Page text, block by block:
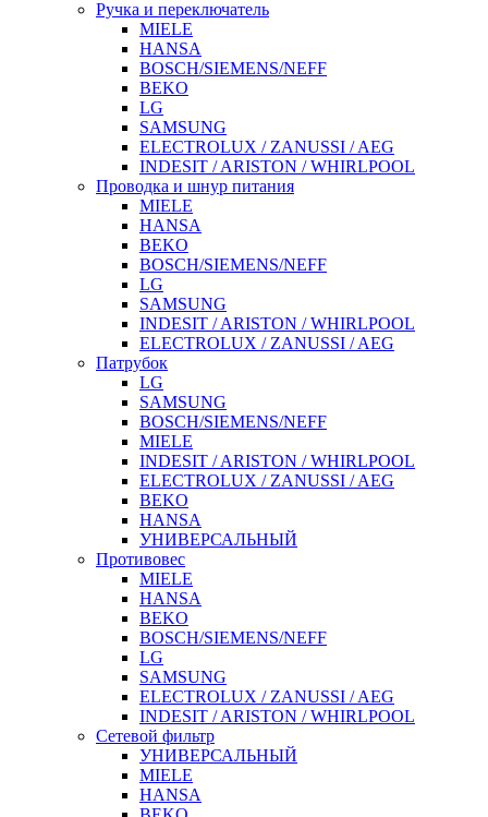
Ручка и переключатель
MIELE
HANSA
BOSCH/SIEMENS/NEFF
BEKO
LG
SAMSUNG
ELECTROLUX / ZANUSSI / AEG
INDESIT / ARISTON / WHIRLPOOL
Проводка и шнур питания
MIELE
HANSA
BEKO
BOSCH/SIEMENS/NEFF
LG
SAMSUNG
INDESIT / ARISTON / WHIRLPOOL
ELECTROLUX / ZANUSSI / AEG
Патрубок
LG
SAMSUNG
BOSCH/SIEMENS/NEFF
MIELE
INDESIT / ARISTON / WHIRLPOOL
ELECTROLUX / ZANUSSI / AEG
BEKO
HANSA
УНИВЕРСАЛЬНЫЙ
Противовес
MIELE
HANSA
BEKO
BOSCH/SIEMENS/NEFF
LG
SAMSUNG
ELECTROLUX / ZANUSSI / AEG
INDESIT / ARISTON / WHIRLPOOL
Сетевой фильтр
УНИВЕРСАЛЬНЫЙ
MIELE
HANSA